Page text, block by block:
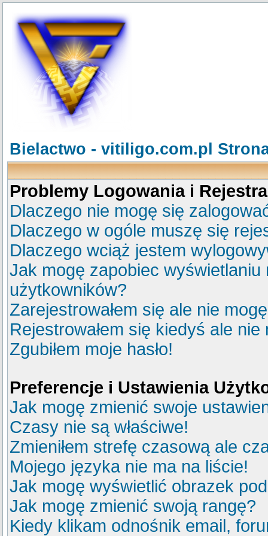
Bielactwo - vitiligo.com.pl
Problemy Logowania i
Dlaczego nie mogę się
Dlaczego w ogóle muszę się
Dlaczego wciąż jestem
Jak mogę zapobiec
użytkowników?
Zarejestrowałem się ale nie
Rejestrowałem się kiedyś ale
Zgubiłem moje hasło!
Preferencje i Ustawienia
Jak mogę zmienić swoje
Czasy nie są właściwe!
Zmieniłem strefę czasową ale
Mojego języka nie ma na liście!
Jak mogę wyświetlić obrazek
Jak mogę zmienić swoją rangę?
Kiedy klikam odnośnik email,